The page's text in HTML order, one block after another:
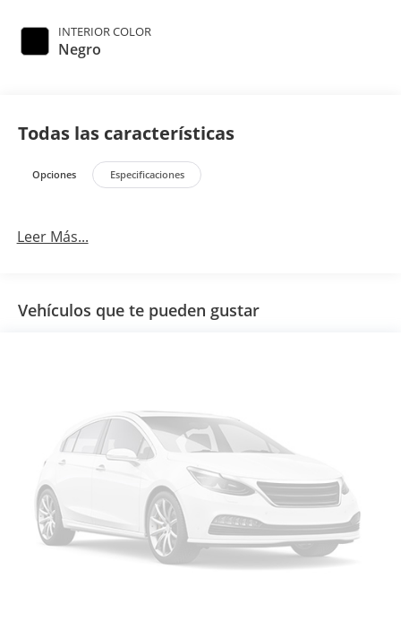
INTERIOR COLOR
Negro
Todas las características
Opciones Especificaciones
Leer Más...
Vehículos que te pueden gustar